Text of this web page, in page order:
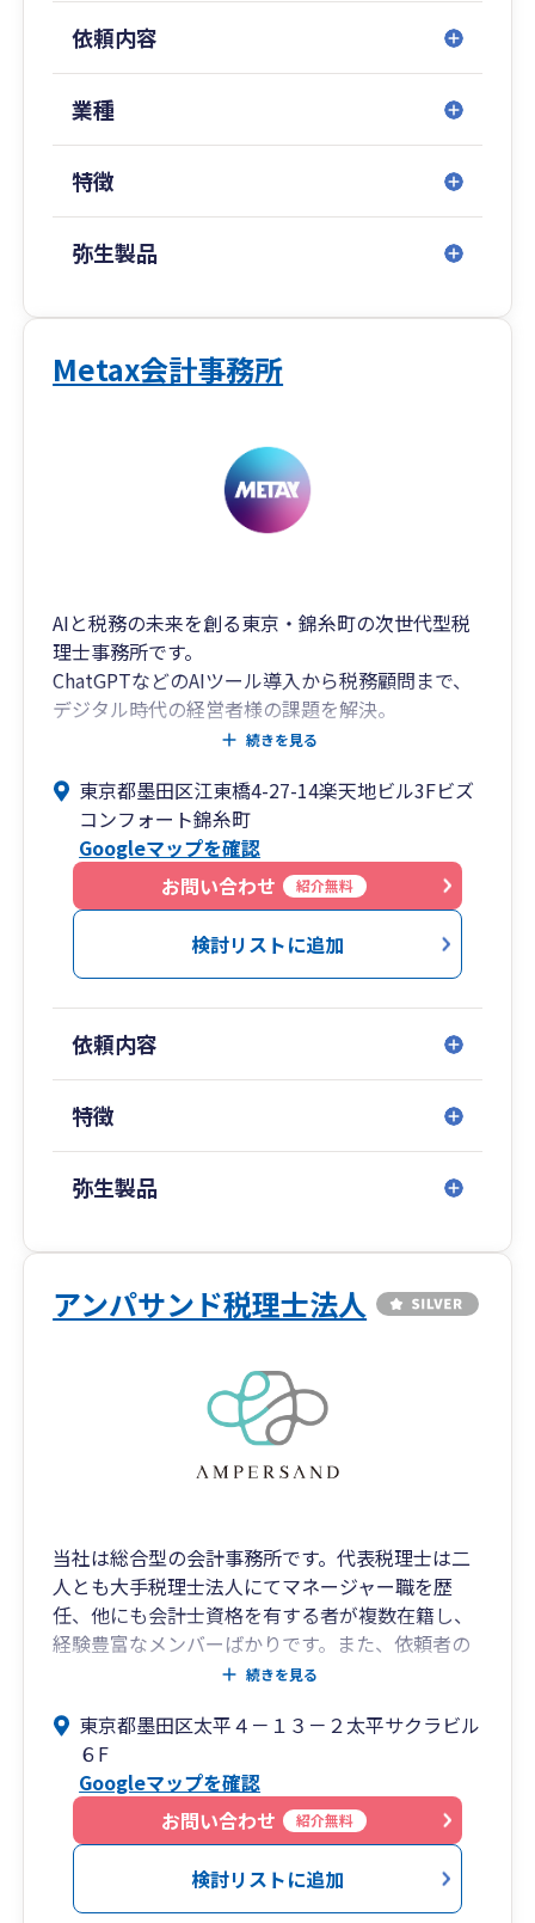
「税務会計サービス」と税務以外の経営者負担を
一気に軽くする「経営サポートサービス」。あら
ゆる場面で社長と伴走して問題解決に取り組んで
と、企業経営を支援し続けてきた専門家ならでは
のノウハウが蓄積されています。
ただける事務所であり続けられるよう取り組んで
おります。
依頼内容
業種
特徴
弥生製品
Metax会計事務所
AIと税務の未来を創る東京・錦糸町の次世代型税
理士事務所です。
ChatGPTなどのAIツール導入から税務顧問まで、
デジタル時代の経営者様の課題を解決。
従来の会計事務所では対応できないAI時代特有の
ートします。
続きを見る
東京都墨田区江東橋4-27-14楽天地ビル3Fビズ
コンフォート錦糸町
Googleマップを確認
お問い合わせ
紹介無料
検討リストに追加
依頼内容
特徴
弥生製品
アンパサンド税理士法人
当社は総合型の会計事務所です。代表税理士は二
人とも大手税理士法人にてマネージャー職を歴
任、他にも会計士資格を有する者が複数在籍し、
経験豊富なメンバーばかりです。また、依頼者の
方のお話を親身になって伺うことができる人間力
創業期からＩＰＯ準備・上場企業まで広範囲な企
業を得意とし、事業承継・相続対策・相続申告な
ど、代表二人ともに数多くの経験を有します。セ
カンドオピニオンで、アドバイスのみの業務も行
っています。
アンパサンドには、物事を一つの側面で捉えるこ
続きを見る
東京都墨田区太平４－１３－２太平サクラビル
６F
Googleマップを確認
お問い合わせ
紹介無料
検討リストに追加